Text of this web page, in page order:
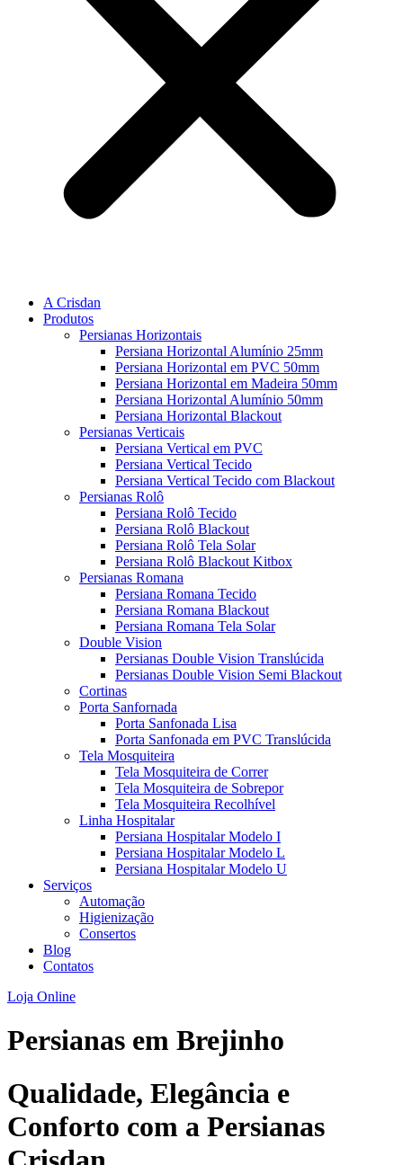
A Crisdan
Produtos
Persianas Horizontais
Persiana Horizontal Alumínio 25mm
Persiana Horizontal em PVC 50mm
Persiana Horizontal em Madeira 50mm
Persiana Horizontal Alumínio 50mm
Persiana Horizontal Blackout
Persianas Verticais
Persiana Vertical em PVC
Persiana Vertical Tecido
Persiana Vertical Tecido com Blackout
Persianas Rolô
Persiana Rolô Tecido
Persiana Rolô Blackout
Persiana Rolô Tela Solar
Persiana Rolô Blackout Kitbox
Persianas Romana
Persiana Romana Tecido
Persiana Romana Blackout
Persiana Romana Tela Solar
Double Vision
Persianas Double Vision Translúcida
Persianas Double Vision Semi Blackout
Cortinas
Porta Sanfornada
Porta Sanfonada Lisa
Porta Sanfonada em PVC Translúcida
Tela Mosquiteira
Tela Mosquiteira de Correr
Tela Mosquiteira de Sobrepor
Tela Mosquiteira Recolhível
Linha Hospitalar
Persiana Hospitalar Modelo I
Persiana Hospitalar Modelo L
Persiana Hospitalar Modelo U
Serviços
Automação
Higienização
Consertos
Blog
Contatos
Loja Online
Persianas em Brejinho
Qualidade, Elegância e
Conforto com a Persianas